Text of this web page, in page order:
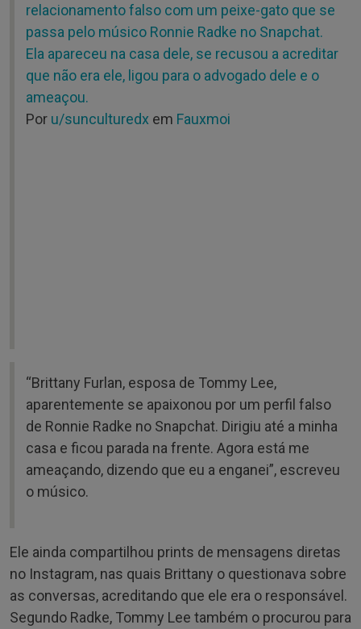
relacionamento falso com um peixe-gato que se
passa pelo músico Ronnie Radke no Snapchat.
Ela apareceu na casa dele, se recusou a acreditar
que não era ele, ligou para o advogado dele e o
ameaçou.
Por u/sunculturedx em Fauxmoi
“Brittany Furlan, esposa de Tommy Lee,
aparentemente se apaixonou por um perfil falso
de Ronnie Radke no Snapchat. Dirigiu até a minha
casa e ficou parada na frente. Agora está me
ameaçando, dizendo que eu a enganei”, escreveu
o músico.
Ele ainda compartilhou prints de mensagens diretas
no Instagram, nas quais Brittany o questionava sobre
as conversas, acreditando que ele era o responsável.
Segundo Radke, Tommy Lee também o procurou para